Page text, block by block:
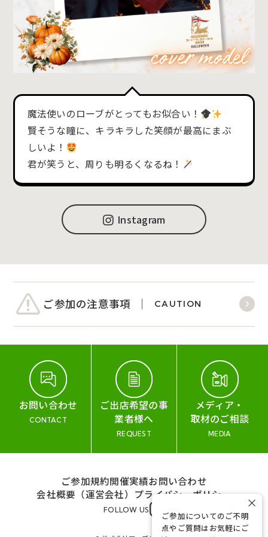
魔法使いのローブがとってもお似合い！
賢そうな瞳に、キラキラした笑顔が最高にまぶ
しいよ！
君が笑うと、周りも明るくなるね！
Instagram
ご参加の注意事項 CAUTION
お問い合わせ
CONTACT
ご出店希望の事
業者様へ
REQUEST
メディア・
取材のご相談
MEDIA
ご参加規約開催実績お問い合わせ
会社概要（運営会社） プライバシーポリシー
FOLLOW US
ご参加についてのご不明
点やご質問はお気軽にご
×